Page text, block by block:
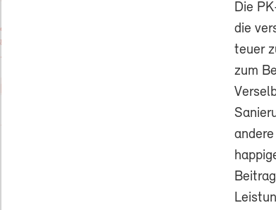
Die
die
teuer
zum